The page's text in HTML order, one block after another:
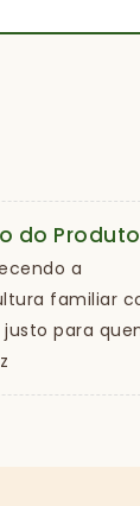
do
a
familiar
para